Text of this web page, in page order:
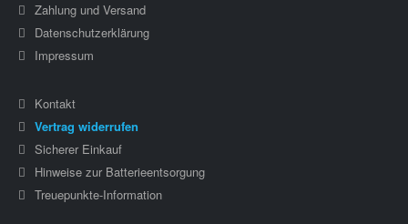
Zahlung und Versand
Datenschutzerklärung
Impressum
Kontakt
Vertrag widerrufen
Sicherer Einkauf
Hinweise zur Batterieentsorgung
Treuepunkte-Information